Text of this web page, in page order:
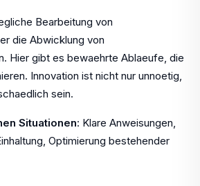
Bearbeitung von
die Abwicklung von
Hier gibt es bewaehrte Ablaeufe, die
Innovation ist nicht nur unnoetig,
sein.
Situationen: Klare Anweisungen,
Optimierung bestehender